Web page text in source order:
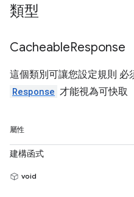
類型
CacheableResponse
這個類別可讓您設定規則 必
Response 才能視為可快取
屬性
建構函式
void